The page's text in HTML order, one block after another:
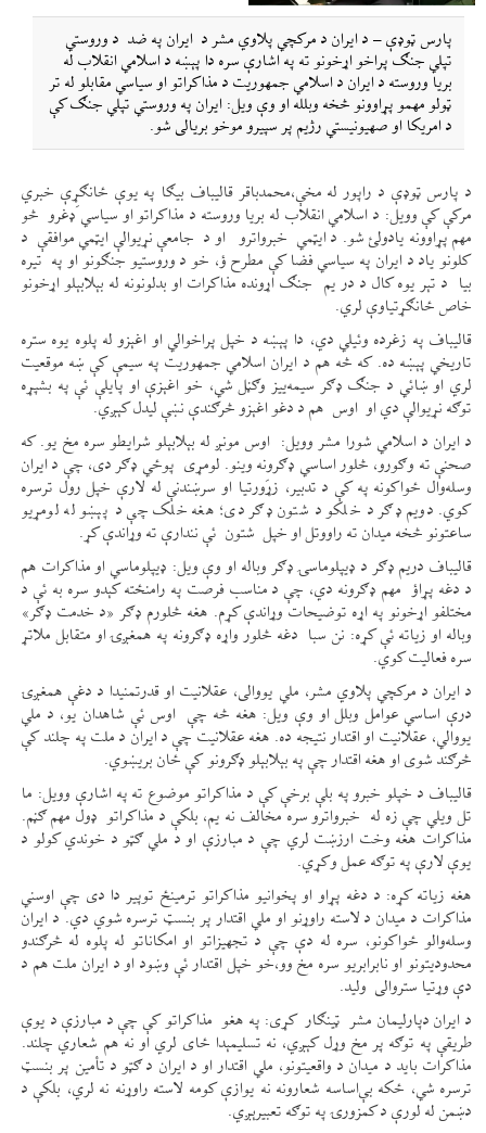
پارس ټوډې – د ایران د مرکچي پلاوي مشر د ایران په ضد د وروستي
تپلي جنګ پراخو اړخونو ته په اشارې سره دا پېښه د اسلامي انقلاب له
بریا وروسته د ایران د اسلامي جمهوریت د مذاکراتو او سیاسي مقابلو له تر
ټولو مهمو پړاوونو څخه وبلله او وې ویل: ایران په وروستي تپلي جنګ کې
د امریکا او صهیونیستي رژیم پر سپیرو موخو بریالی شو.
د پارس ټوډې د راپور له مخې،محمدباقر قالیباف بیګا په یوې ځانګړې خبري
مرکې کې وویل: د اسلامي انقلاب له بریا وروسته د مذاکراتو او سیاسي َډغرو څو
مهم پړاوونه یادولئ شو. د ایټمي خبرواترو او د جامعې نړیوالې ایټمي موافقې د
کلونو یاد د ایران په سیاسي فضا کې مطرح ؤ، خو د وروستیو جنګونو او په تیره
بیا د تېر یوه کال د در یم جنګ اړونده مذاکرات او بدلونونه له بېلابېلو اړخونو
خاص ځانګړتیاوې لري.
قالیباف په زغرده وئیلي دي، دا پېښه د خپل پراخوالي او اغېزو له پلوه یوه ستره
تاریخي پېښه ده. که څه هم د ایران اسلامي جمهوریت په سیمې کې ښه موقعیت
لري او ښائي د جنګ ډګر سیمه‌ییز وګڼل شي، خو اغېزې او پایلې ئې په بشپړه
توګه نړیوالې دي او اوس هم د دغو اغېزو څرګندې نښې لیدل کېږي.
د ایران د اسلامي شورا مشر وویل: اوس مونږ له بېلابېلو شرایطو سره مخ یو. که
صحنې ته وګورو، څلور اساسي ډګرونه وینو. لومړی پوځي ډګر دی، چې د ایران
وسله‌وال ځواکونه په کې د تدبیر، زړَورتیا او سرښندنې له لارې خپل رول ترسره
کوي. دویم ډګر د خلکو د شتون ډګر دی؛ هغه خلک چې د پېښو له لومړیو
ساعتونو څخه میدان ته راووتل او خپل شتون ئې نندارې ته وړاندې کړ.
قالیباف دریم ډګر د ډیپلوماسۍ ډګر وباله او وې ویل: ډیپلوماسي او مذاکرات هم
د دغه پړاؤ مهم ډګرونه دي، چې د مناسب فرصت په رامنځته کېدو سره به ئې د
مختلفو اړخونو په اړه توضیحات وړاندې کړم. هغه څلورم ډګر «د خدمت ډګر»
وباله او زیاته ئې کړه: نن سبا دغه څلور واړه ډګرونه په همغږۍ او متقابل ملاتړ
سره فعالیت کوي.
د ایران د مرکچي پلاوي مشر، ملي یووالی، عقلانیت او قدرتمنیدا د دغې همغږۍ
درې اساسي عوامل وبلل او وې ویل: هغه څه چې اوس ئې شاهدان یو، د ملي
یووالي، عقلانیت او اقتدار نتیجه ده. هغه عقلانیت چې د ایران د ملت په چلند کې
څرګند شوی او هغه اقتدار چې په بېلابېلو ډګرونو کې ځان بریښوي.
قالیباف د خپلو خبرو په بلې برخې کې د مذاکراتو موضوع ته په اشارې وویل: ما
تل ویلي چې زه له خبرواترو سره مخالف نه یم، بلکې د مذاکراتو ډول مهم ګڼم.
مذاکرات هغه وخت ارزښت لري چې د مبارزې او د ملي ګټو د خوندي کولو د
یوې لارې په توګه عمل وکړي.
هغه زیاته کړه: د دغه پړاو او پخوانیو مذاکراتو ترمینځ توپیر دا دی چې اوسني
مذاکرات د میدان د لاسته راوړنو او ملي اقتدار پر بنسټ ترسره شوي دي. د ایران
وسله‌والو ځواکونو، سره له دې چې د تجهیزاتو او امکاناتو له پلوه له څرګندو
محدودیتونو او نابرابریو سره مخ وو،خو خپل اقتدار ئې وښود او د ایران ملت هم د
دې وړتیا ستروالی ولید.
د ایران دپارلیمان مشر ټینګار کړی: په هغو مذاکراتو کې چې د مبارزې د یوې
طریقې په توګه پر مخ وړل کېږي، نه تسلیمېدا ځای لري او نه هم شعاري چلند.
مذاکرات باید د میدان د واقعیتونو، ملي اقتدار او د ایران د ګټو د تأمین پر بنسټ
ترسره شي، ځکه بې‌اساسه شعارونه نه یوازې کومه لاسته راوړنه نه لري، بلکې د
دښمن له لورې د کمزورۍ په توګه تعبیرېږي.